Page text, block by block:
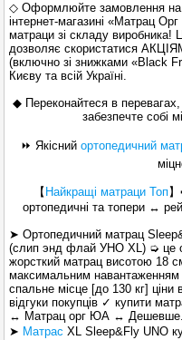
◇ Оформлюйте замовлення на
інтернет-магазині «Матрац
матраци зі складу виробника!
дозволяє скористатися
(включно зі знижками «Black
Києву та всій Україні.
◆ Переконайтеся в перевагах,
забезпечте собі
⏩ Якісний ортопедичний
【 Найкращі матраци Топ】
ортопедичні та топери ↔
➤ Ортопедичний матрац
(слип энд флай УНО XL) ➭ це
жорсткий матрац висотою 18
максимальним навантаженням
спальне місце [до 130 кг] ціни
відгуки покупців ✓ купити
↔ Матрац орг ЮА ↔ Дешевше.
➤ Матрас ХL Sleep&Fly UNO